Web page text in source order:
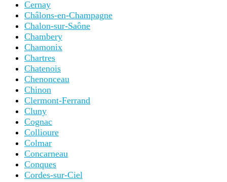
Cernay
Châlons-en-Champagne
Chalon-sur-Saône
Chambery
Chamonix
Chartres
Chatenois
Chenonceau
Chinon
Clermont-Ferrand
Cluny
Cognac
Collioure
Colmar
Concarneau
Conques
Cordes-sur-Ciel